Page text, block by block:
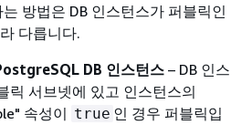
방법은 DB 인스턴스가 퍼블릭인
다릅니다.
DB 인스턴스– DB 인스
릭 서브넷에 있고 인스턴스의
속성이 true 인 경우 퍼블릭입